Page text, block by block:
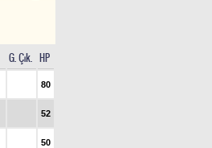
G. Çık. HP
80
52
50